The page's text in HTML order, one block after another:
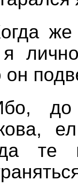
он
до
те